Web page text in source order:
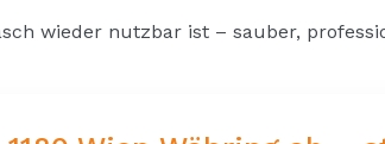
wieder nutzbar ist – sauber,